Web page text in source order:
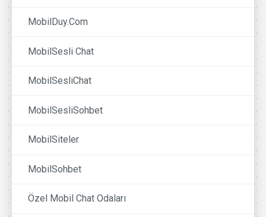
MobilDuy.Com
MobilSesli Chat
MobilSesliChat
MobilSesliSohbet
MobilSiteler
MobilSohbet
Özel Mobil Chat Odaları